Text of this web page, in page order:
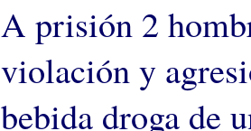
A prisión 2
violación y
bebida droga de